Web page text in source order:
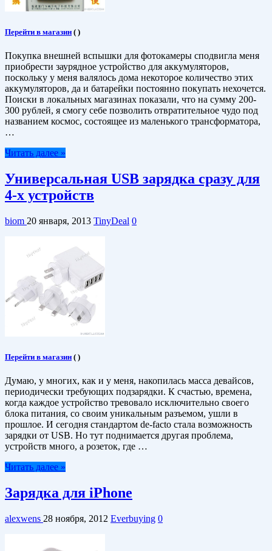
Перейти в магазин ( )
Покупка внешней вспышки для фотокамеры сподвигла меня
приобрести заурядное устройство для аккумуляторов,
поскольку у меня валялось дома некоторое количество этих
аккумуляторов, да и батарейки постоянно покупать нехочется.
Поиски в локальных магазинах показали, что на сумму 200-
300 рублей, я смогу себе позволить отвратительное чудо под
названием космос, состоящее из маленького трансформатора,
…
Читать далее »
Универсальная USB зарядка сразу для
4-х устройств
biom 20 января, 2013 TinyDeal 0
Перейти в магазин ( )
Думаю, у многих, как и у меня, накопилась масса девайсов,
периодически требующих подзарядки. К счастью, времена,
когда каждое устройство тревовало исключительно своего
блока питания, со своим уникальным разъемом, ушли в
прошлое. И сегодня стандартом de-facto стала возможность
зарядки от USB. Но тут поднимается другая проблема,
устройств много, а розеток, где …
Читать далее »
Зарядка для iPhone
alexwens 28 ноября, 2012 Everbuying 0